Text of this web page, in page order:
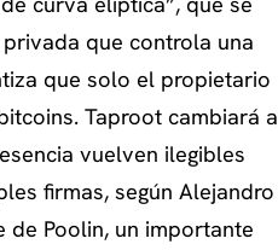
que controla una
que solo el propietario
Taproot cambiará a
vuelven ilegibles
firmas, según Alejandro
de Poolin, un importante